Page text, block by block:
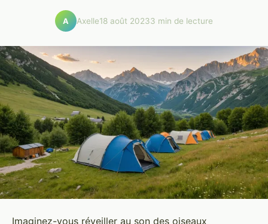
A Axelle18 août 20233 min de lecture
Imaginez-vous réveiller au son des oiseaux